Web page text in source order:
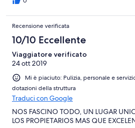
Recensione verificata
10/10 Eccellente
Viaggiatore verificato
24 ott 2019
Mi è piaciuto: Pulizia, personale e
dotazioni della struttura
Traduci con Google
NOS FASCINO TODO, UN LUGAR
LOS PROPIETARIOS MAS QUE